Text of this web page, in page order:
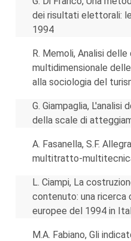
dei risultati elettorali:
1994
R. Memoli, Analisi
multidimensionale
alla sociologia del
G. Giampaglia,
della scale di
A. Fasanella, S.F.
multitratto-
L. Ciampi, La
contenuto: una ricerca
europee del 1994 in
M.A. Fabiano, Gli